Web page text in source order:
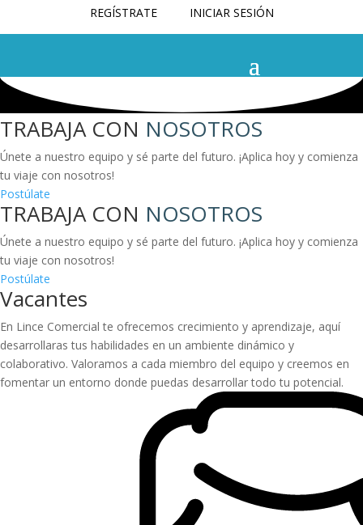
REGÍSTRATE INICIAR SESIÓN
TRABAJA CON NOSOTROS
Únete a nuestro equipo y sé parte del futuro. ¡Aplica hoy y comienza
tu viaje con nosotros!
Postúlate
TRABAJA CON NOSOTROS
Únete a nuestro equipo y sé parte del futuro. ¡Aplica hoy y comienza
tu viaje con nosotros!
Postúlate
Vacantes
En Lince Comercial te ofrecemos crecimiento y aprendizaje, aquí
desarrollaras tus habilidades en un ambiente dinámico y
colaborativo. Valoramos a cada miembro del equipo y creemos en
fomentar un entorno donde puedas desarrollar todo tu potencial.